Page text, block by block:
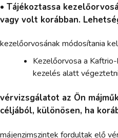
• Tájékoztassa
vagy volt korábban.
kezelőorvosának módosítania
Kezelőorvosa a
kezelés alatt
vérvizsgálatot az Ön
céljából, különösen, ha
májenzimszintek fordultak elő